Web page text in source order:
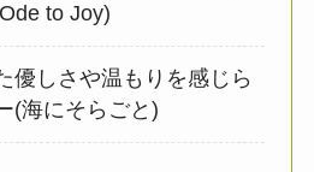
to Joy)
優しさや温もりを感じら
(海にそらごと)